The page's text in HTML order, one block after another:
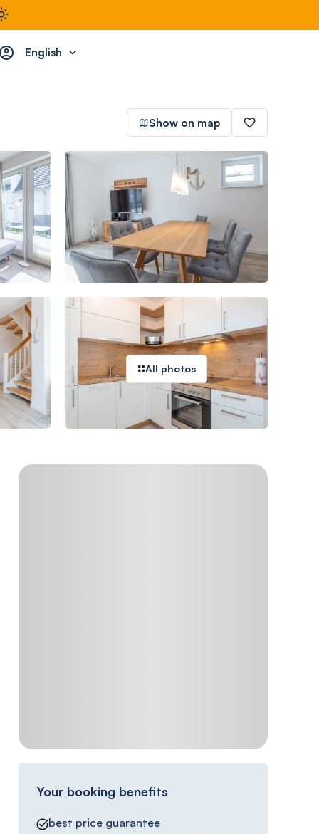
English
Show on map
All photos
Your booking benefits
best price guarantee